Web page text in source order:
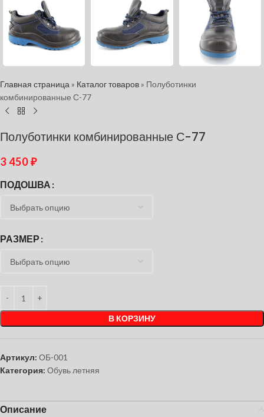
Главная страница » Каталог товаров» Полуботинки
комбинированные С-77
Полуботинки комбинированные С-77
3 450₽
ПОДОШВА
РАЗМЕР
В КОРЗИНУ
Артикул: ОБ-001
Категория: Обувь летняя
Описание